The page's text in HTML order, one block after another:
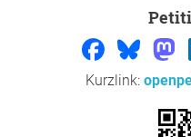
viel fährt, wird belohnt.
Daher: Jetzt
Kurzlink: